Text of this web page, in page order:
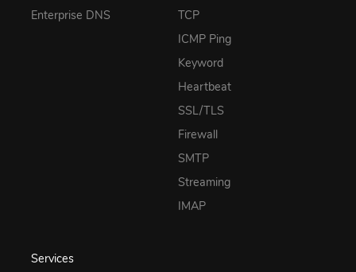
Enterprise DNS
TCP
ICMP Ping
Keyword
Heartbeat
SSL/TLS
Firewall
SMTP
Streaming
IMAP
Services